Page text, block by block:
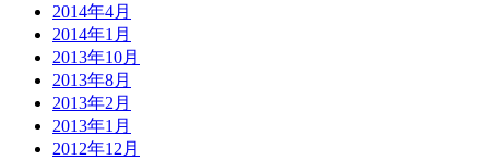
2014年4月
2014年1月
2013年10月
2013年8月
2013年2月
2013年1月
2012年12月